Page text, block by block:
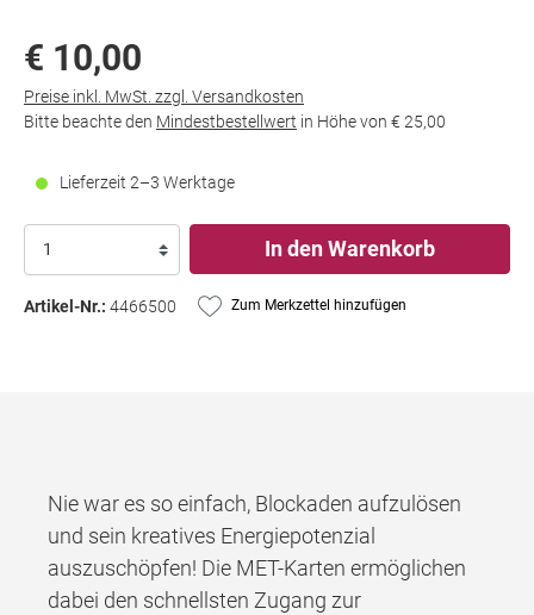
€ 10,00
Preise inkl. MwSt. zzgl. Versandkosten
Bitte beachte den Mindestbestellwert in Höhe von € 25,00
Lieferzeit 2–3 Werktage
In den Warenkorb
Artikel-Nr.: 4466500 Zum Merkzettel hinzufügen
Nie war es so einfach, Blockaden aufzulösen
und sein kreatives Energiepotenzial
auszuschöpfen! Die MET-Karten ermöglichen
dabei den schnellsten Zugang zur